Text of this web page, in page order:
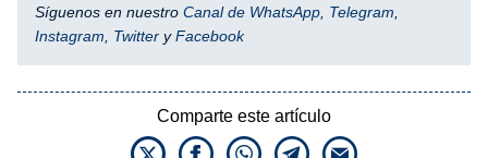
Síguenos en nuestro Canal de WhatsApp Telegram
Instagram
Twitter yFacebook
Comparte este artículo